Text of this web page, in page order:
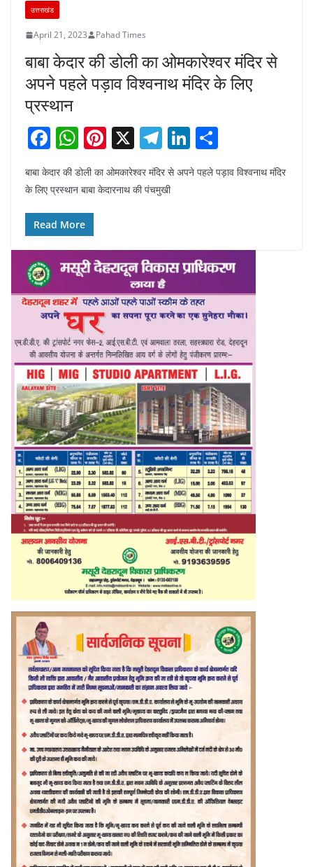
उत्तराखंड
April 21, 2023 Pahad Times
बाबा केदार की डोली का ओमकारेश्वर मंदिर से
अपने पहले पड़ाव विश्वनाथ मंदिर के लिए
प्रस्थान
F
c
e
b
o
o
k
W
h
at
s
A
p
p
Pi
nt
er
X T
el
e
m
Li
n
k
n
ar
बाबा केदार की डोली का ओमकारेश्वर मंदिर से अपने पहले पड़ाव विश्वनाथ मंदिर
के लिए प्रस्थान बाबा केदारनाथ की पंचमुखी
Read More